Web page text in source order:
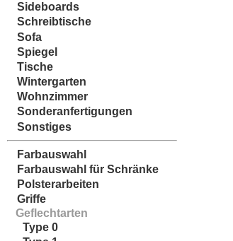
Sideboards
Schreibtische
Sofa
Spiegel
Tische
Wintergarten
Wohnzimmer
Sonderanfertigungen
Sonstiges
Farbauswahl
Farbauswahl für Schränke
Polsterarbeiten
Griffe
Geflechtarten
Type 0